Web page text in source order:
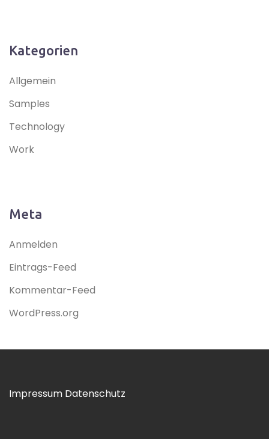
Kategorien
Allgemein
Samples
Technology
Work
Meta
Anmelden
Eintrags-Feed
Kommentar-Feed
WordPress.org
Impressum Datenschutz